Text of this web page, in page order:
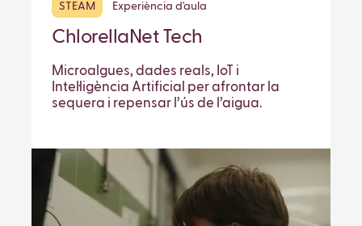
STEAM Experiència d'aula
ChlorellaNet Tech
Microalgues, dades reals, IoT i
Intel·ligència Artificial per afrontar la
sequera i repensar l’ús de l’aigua.